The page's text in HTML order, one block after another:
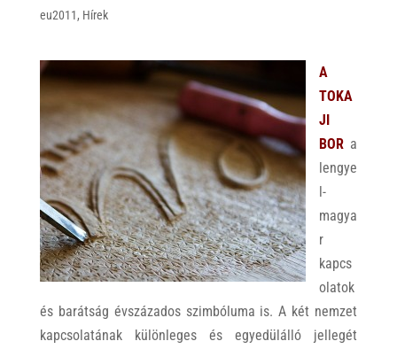
eu2011, Hírek
A
TOKA
JI
BOR a
lengye
l-
magya
r
kapcs
olatok
és barátság évszázados szimbóluma is. A két nemzet
kapcsolatának különleges és egyedülálló jellegét